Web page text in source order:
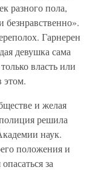
разного пола,
Гарнерен
девушка сама
власть или
этом.
и желая
решила
наук.
положения и
за